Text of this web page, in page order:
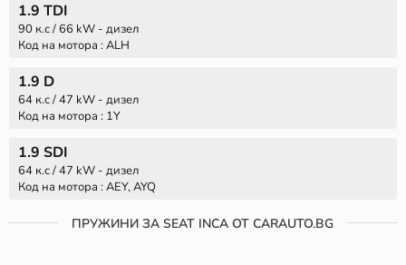
1.9 TDI
90 к.с / 66 kW - дизел
Код на мотора : ALH
1.9 D
64 к.с / 47 kW - дизел
Код на мотора : 1Y
1.9 SDI
64 к.с / 47 kW - дизел
Код на мотора : AEY, AYQ
ПРУЖИНИ ЗА SEAT INCA ОТ CARAUTO.BG